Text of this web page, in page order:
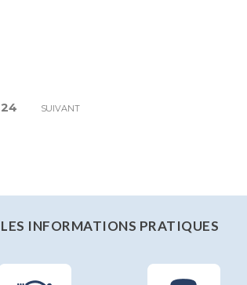
24 SUIVANT
LES INFORMATIONS PRATIQUES